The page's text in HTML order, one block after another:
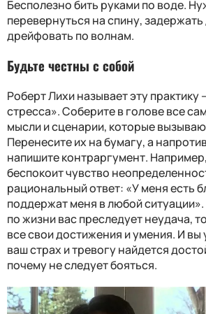
Бесполезно бить руками по воде.
перевернуться на спину,
дрейфовать по волнам.
Будьте честны с собой
Роберт Лихи называет эту практику
стресса». Соберите в голове все
мысли и сценарии, которые
Перенесите их на бумагу, а
напишите контраргумент.
беспокоит чувство
рациональный ответ: «У меня есть
поддержат меня в любой ситуации».
по жизни вас преследует неудача,
все свои достижения и умения. И вы
ваш страх и тревогу найдется
почему не следует бояться.